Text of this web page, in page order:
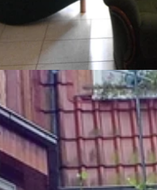
Weserbergland, Ferienwohnung Kaiserblick |